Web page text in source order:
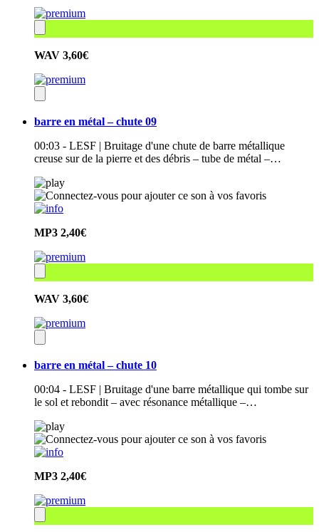
WAV 3,60€
barre en métal – chute 09
00:03 - LESF | Bruitage d'une chute de barre métallique
creuse sur de la pierre et des débris – tube de métal –…
MP3 2,40€
WAV 3,60€
barre en métal – chute 10
00:04 - LESF | Bruitage d'une barre métallique qui tombe sur
le sol et rebondit – avec résonance métallique –…
MP3 2,40€